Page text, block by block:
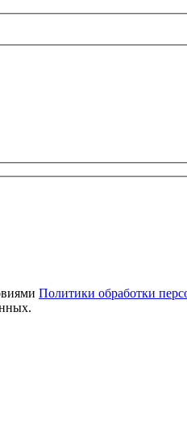
Политики обработки